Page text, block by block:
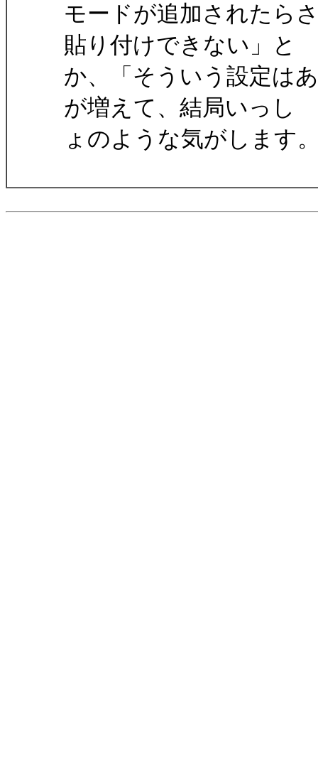
モードが追加されたら
貼り付けできない」と
か、「そういう設定は
が増えて、結局いっし
ょのような気がします